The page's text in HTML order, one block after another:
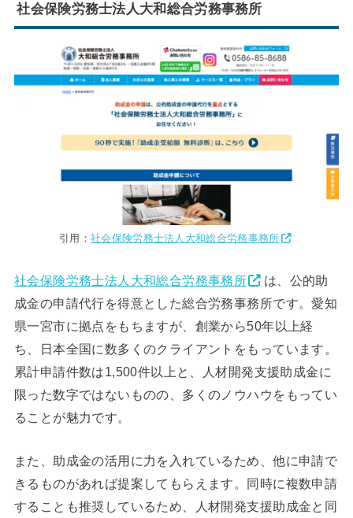
社会保険労務士法人大和総合労務事務所
引用：社会保険労務士法人大和総合労務事務所
社会保険労務士法人大和総合労務事務所
は、公的助
成金の申請代行を得意とした総合労務事務所です。愛知
県一宮市に拠点をもちますが、創業から50年以上経
ち、日本全国に数多くのクライアントをもっています。
累計申請件数は1,500件以上と、人材開発支援助成金に
限った数字ではないものの、多くのノウハウをもってい
ることが魅力です。
また、助成金の活用に力を入れているため、他に申請で
きるものがあれば提案してもらえます。同時に複数申請
することも推奨しているため、人材開発支援助成金と同